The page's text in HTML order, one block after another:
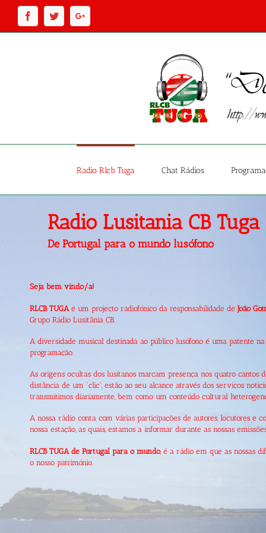
FacebookTwitterGoogle+
Radio Rlcb Tuga Chat Rádios
Radio Lusitania CB Tuga
De Portugal para o mundo lusófono
Seja bem vindo/a!
RLCB TUGAé um projecto radiofónico da responsabilidade de João
Grupo Rádio Lusitânia CB.
A diversidade musical destinada ao público lusófono é uma patente
programação.
As origens ocultas dos lusitanos marcam presença nos quatro cantos
distância de um “clic”, estão ao seu alcance através dos serviços
transmitimos diariamente, bem como um conteúdo cultural
A nossa rádio conta com várias participações de autores, locutores e
nossa estação, as quais, estamos a informar durante as nossas
RLCB TUGA de Portugal para o mundo, é a rádio em que as nossas
o nosso património.